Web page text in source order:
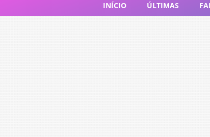
INÍCIO ÚLTIMAS